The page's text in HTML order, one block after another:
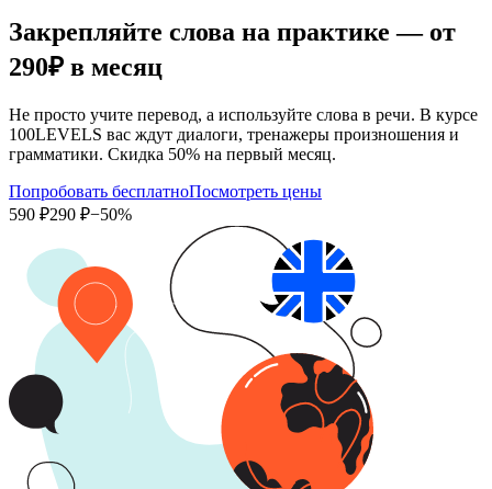
Закрепляйте слова на практике — от
290₽ в месяц
Не просто учите перевод, а используйте слова в речи. В курсе
100LEVELS вас ждут диалоги, тренажеры произношения и
грамматики. Скидка 50% на первый месяц.
Попробовать бесплатноПосмотреть цены
590 ₽290 ₽−50%